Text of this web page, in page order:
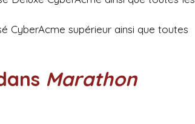
CyberAcme supérieur ainsi que toutes
Marathon